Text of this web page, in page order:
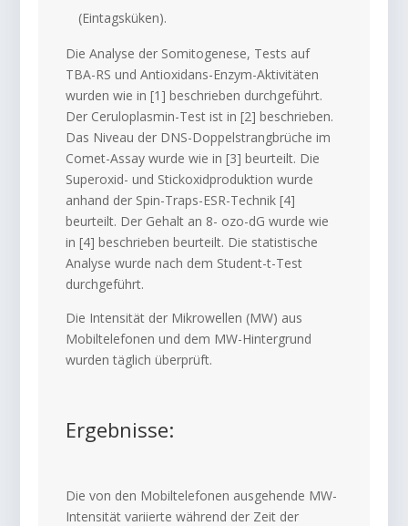
(Eintagsküken).
Die Analyse der Somitogenese, Tests auf
TBA-RS und Antioxidans-Enzym-Aktivitäten
wurden wie in [1] beschrieben durchgeführt.
Der Ceruloplasmin-Test ist in [2] beschrieben.
Das Niveau der DNS-Doppelstrangbrüche im
Comet-Assay wurde wie in [3] beurteilt. Die
Superoxid- und Stickoxidproduktion wurde
anhand der Spin-Traps-ESR-Technik [4]
beurteilt. Der Gehalt an 8- ozo-dG wurde wie
in [4] beschrieben beurteilt. Die statistische
Analyse wurde nach dem Student-t-Test
durchgeführt.
Die Intensität der Mikrowellen (MW) aus
Mobiltelefonen und dem MW-Hintergrund
wurden täglich überprüft.
Ergebnisse:
Die von den Mobiltelefonen ausgehende MW-
Intensität variierte während der Zeit der